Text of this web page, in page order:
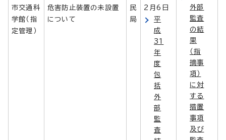
市交通科
学館（指
定管理）
危害防止装置の未設置
について
民
局
2月6日
平
成
31
年
度
包
括
外
部
監
査
外部
監査
の結
果
（指
摘事
項）
に対
する
措置
事項
及び